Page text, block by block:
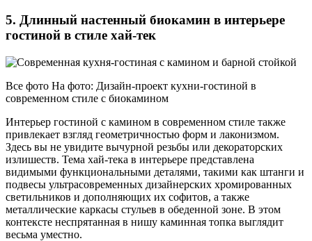
5. Длинный настенный биокамин в интерьере
гостиной в стиле хай-тек
Все фото На фото: Дизайн-проект кухни-гостиной в
современном стиле с биокамином
Интерьер гостиной с камином в современном стиле также
привлекает взгляд геометричностью форм и лаконизмом.
Здесь вы не увидите вычурной резьбы или декораторских
излишеств. Тема хай-тека в интерьере представлена
видимыми функциональными деталями, такими как штанги и
подвесы ультрасовременных дизайнерских хромированных
светильников и дополняющих их софитов, а также
металлические каркасы стульев в обеденной зоне. В этом
контексте неспрятанная в нишу каминная топка выглядит
весьма уместно.